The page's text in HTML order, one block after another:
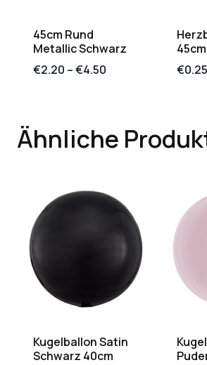
45cm Rund
Metallic Schwarz
€2.20 –€4.50
€0.25
Ähnliche
Kugelballon Satin
Schwarz 40cm